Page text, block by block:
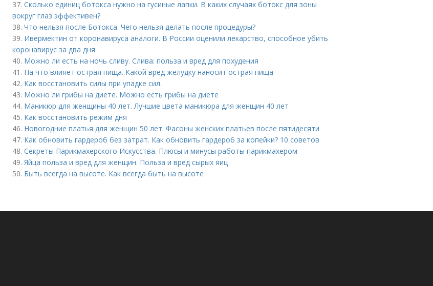
37. Сколько единиц ботокса нужно на гусиные лапки. В каких случаях ботокс для зоны
вокруг глаз эффективен?
38. Что нельзя после Ботокса. Чего нельзя делать после процедуры?
39. Ивермектин от коронавируса аналоги. В России оценили лекарство, способное убить
коронавирус за два дня
40. Можно ли есть на ночь сливу. Слива: польза и вред для похудения
41. На что влияет острая пища. Какой вред желудку наносит острая пища
42. Как восстановить силы при упадке сил.
43. Можно ли грибы на диете. Можно есть грибы на диете
44. Маникюр для женщины 40 лет. Лучшие цвета маникюра для женщин 40 лет
45. Как восстановить режим дня
46. Новогодние платья для женщин 50 лет. Фасоны женских платьев после пятидесяти
47. Как обновить гардероб без затрат. Как обновить гардероб за копейки? 10 советов
48. Секреты Парикмахерского Искусства. Плюсы и минусы работы парикмахером
49. Яйца польза и вред для женщин. Польза и вред сырых яиц
50. Быть всегда на высоте. Как всегда быть на высоте